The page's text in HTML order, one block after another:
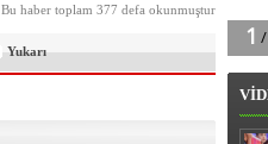
Bu haber toplam 377 defa okunmuştur
Yukarı